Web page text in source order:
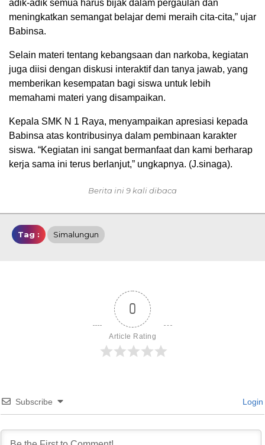
adik-adik semua harus bijak dalam pergaulan dan
meningkatkan semangat belajar demi meraih cita-cita,” ujar
Babinsa.
Selain materi tentang kebangsaan dan narkoba, kegiatan
juga diisi dengan diskusi interaktif dan tanya jawab, yang
memberikan kesempatan bagi siswa untuk lebih
memahami materi yang disampaikan.
Kepala SMK N 1 Raya, menyampaikan apresiasi kepada
Babinsa atas kontribusinya dalam pembinaan karakter
siswa. “Kegiatan ini sangat bermanfaat dan kami berharap
kerja sama ini terus berlanjut,” ungkapnya. (J.sinaga).
Berita ini 9 kali dibaca
Tag : Simalungun
0
Article Rating
Subscribe Login